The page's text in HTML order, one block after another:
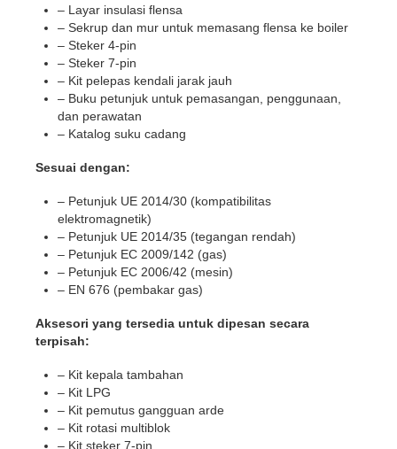
– Layar insulasi flensa
– Sekrup dan mur untuk memasang flensa ke boiler
– Steker 4-pin
– Steker 7-pin
– Kit pelepas kendali jarak jauh
– Buku petunjuk untuk pemasangan, penggunaan,
dan perawatan
– Katalog suku cadang
Sesuai dengan:
– Petunjuk UE 2014/30 (kompatibilitas
elektromagnetik)
– Petunjuk UE 2014/35 (tegangan rendah)
– Petunjuk EC 2009/142 (gas)
– Petunjuk EC 2006/42 (mesin)
– EN 676 (pembakar gas)
Aksesori yang tersedia untuk dipesan secara
terpisah:
– Kit kepala tambahan
– Kit LPG
– Kit pemutus gangguan arde
– Kit rotasi multiblok
– Kit steker 7-pin